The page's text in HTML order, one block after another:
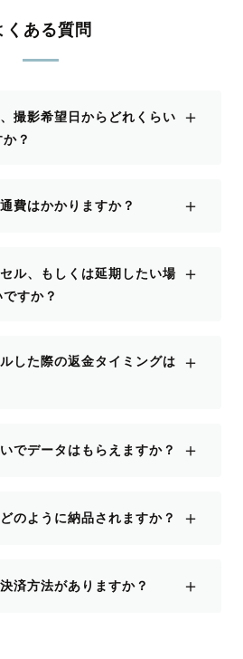
くある質問
撮影希望日からどれくらい
？
＋
費はかかりますか？ ＋
ル、もしくは延期したい場
すか？
＋
した際の返金タイミングは
＋
でデータはもらえますか？ ＋
のように納品されますか？ ＋
済方法がありますか？ ＋